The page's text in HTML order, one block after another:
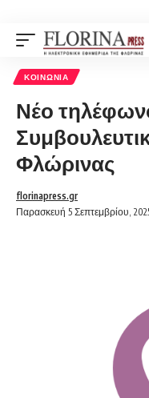
ΚΟΙΝΩΝΊΑ
Νέο
Φλώρινας
Παρασκευή 5 Σεπτεμβρίου,
florinapress.gr